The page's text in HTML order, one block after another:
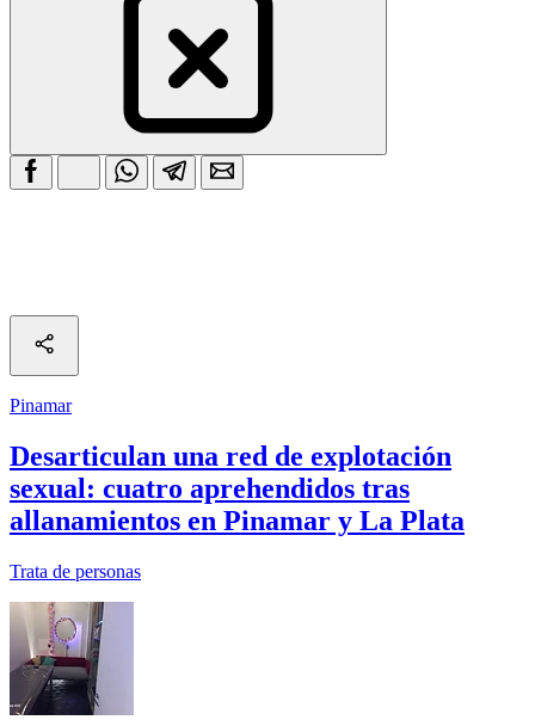
Pinamar
Desarticulan una red de explotación
sexual: cuatro aprehendidos tras
allanamientos en Pinamar y La Plata
Trata de personas